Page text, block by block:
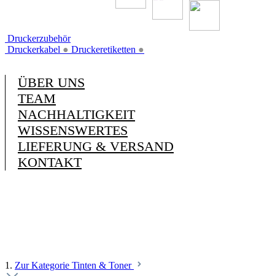
Druckerzubehör
Druckerkabel ● Druckeretiketten ●
ÜBER UNS
TEAM
NACHHALTIGKEIT
WISSENSWERTES
LIEFERUNG & VERSAND
KONTAKT
1. Zur Kategorie Tinten & Toner